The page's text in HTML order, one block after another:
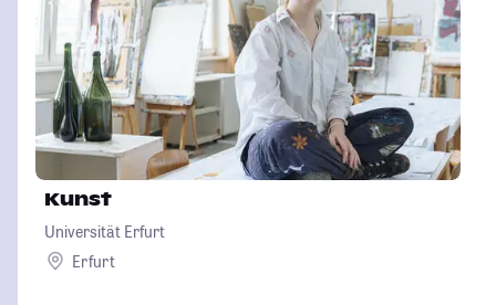
Kunst
Universität Erfurt
Erfurt